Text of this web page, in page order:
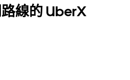
線的 UberX